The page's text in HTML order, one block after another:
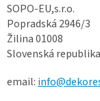
SOPO-EU,s.r.o.
Popradská 2946/3
Žilina 01008
Slovenská republika
email: